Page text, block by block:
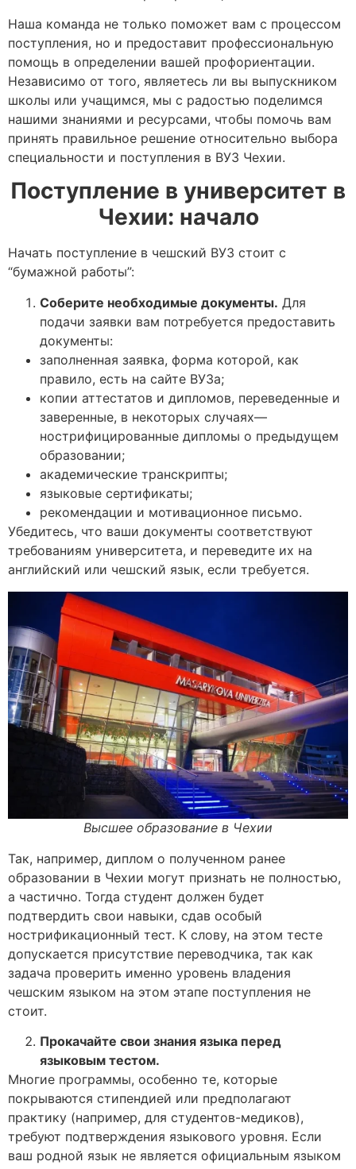
Наша команда не только поможет вам с процессом
поступления, но и предоставит профессиональную
помощь в определении вашей профориентации.
Независимо от того, являетесь ли вы выпускником
школы или учащимся, мы с радостью поделимся
нашими знаниями и ресурсами, чтобы помочь вам
принять правильное решение относительно выбора
специальности и поступления в ВУЗ Чехии.
Поступление в университет в
Чехии: начало
Начать поступление в чешский ВУЗ стоит с
“бумажной работы”:
Соберите необходимые документы. Для
подачи заявки вам потребуется предоставить
документы:
заполненная заявка, форма которой, как
правило, есть на сайте ВУЗа;
копии аттестатов и дипломов, переведенные и
заверенные, в некоторых случаях—
нострифицированные дипломы о предыдущем
образовании;
академические транскрипты;
языковые сертификаты;
рекомендации и мотивационное письмо.
Убедитесь, что ваши документы соответствуют
требованиям университета, и переведите их на
английский или чешский язык, если требуется.
Высшее образование в Чехии
Так, например, диплом о полученном ранее
образовании в Чехии могут признать не полностью,
а частично. Тогда студент должен будет
подтвердить свои навыки, сдав особый
нострификационный тест. К слову, на этом тесте
допускается присутствие переводчика, так как
задача проверить именно уровень владения
чешским языком на этом этапе поступления не
стоит.
Прокачайте свои знания языка перед
языковым тестом.
Многие программы, особенно те, которые
покрываются стипендией или предполагают
практику (например, для студентов-медиков),
требуют подтверждения языкового уровня. Если
ваш родной язык не является официальным языком